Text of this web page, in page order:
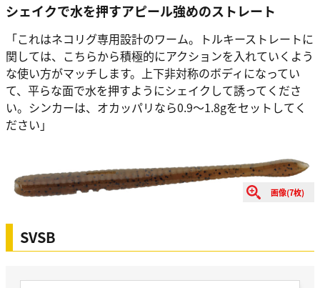
シェイクで水を押すアピール強めのストレート
「これはネコリグ専用設計のワーム。トルキーストレートに
関しては、こちらから積極的にアクションを入れていくよう
な使い方がマッチします。上下非対称のボディになってい
て、平らな面で水を押すようにシェイクして誘ってくださ
い。シンカーは、オカッパリなら0.9〜1.8gをセットしてく
ださい」
画像(7枚)
SVSB